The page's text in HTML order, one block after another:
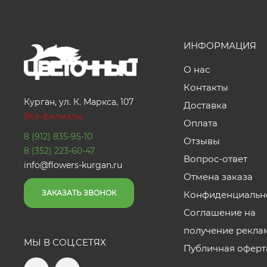
Курган, ул. К. Маркса, 107
Все филиалы
8 (912) 835-95-10
8 (352) 223-60-47
info@flowers-kurgan.ru
ЗАКАЗАТЬ ЗВОНОК
МЫ В СОЦ.СЕТЯХ
ИНФОРМАЦИЯ
О нас
Контакты
Доставка
Оплата
Отзывы
Вопрос-ответ
Отмена заказа
Соглашение на
получение
Публичная